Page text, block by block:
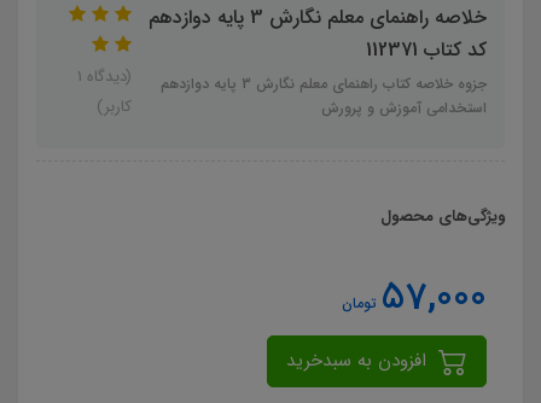
خلاصه راهنمای معلم نگارش 3 پایه دوازدهم
کد کتاب 112371
جزوه خلاصه کتاب راهنمای معلم نگارش 3 پایه دوازدهم
استخدامی آموزش و پرورش
(دیدگاه 1
کاربر)
ویژگی‌های محصول
57,000 تومان